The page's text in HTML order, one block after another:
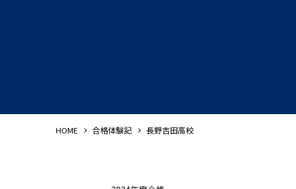
HOME 合格体験記 長野吉田高校